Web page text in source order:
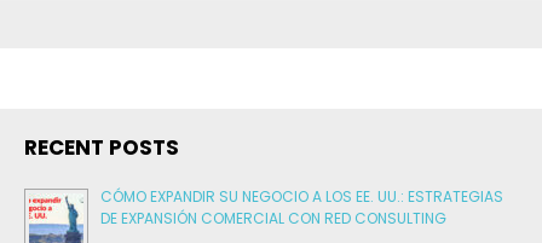
RECENT POSTS
CÓMO EXPANDIR SU NEGOCIO A LOS EE. UU.: ESTRATEGIAS
DE EXPANSIÓN COMERCIAL CON RED CONSULTING